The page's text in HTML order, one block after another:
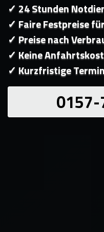
✓ 24 Stunden
✓ Faire Festpreise
✓ Preise nach
✓ Keine
✓ Kurzfristige